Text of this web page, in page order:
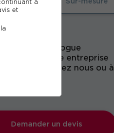
à
et
du catalogue
pour votre entreprise
vos locaux, chez nous ou à
Demander un devis